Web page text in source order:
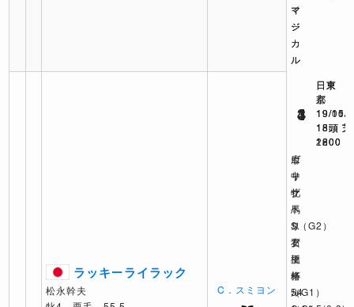
マ
ジ
カ
ル
マ
ジ
カ
ル
イ
ー
ラッキーライラック
松永幹夫
C．スミヨン
1
日京
19/11/
18頭 芝
2200
エ
リ
ザ
ベ
ス
女
王
杯
（G1）
3
日東
19/10/
15頭 芝
1800
府
中
牝
馬
S（G2）
石
橋
脩
54
4
日東
19/05/
18頭 芝
1600
ヴ
ィ
ク
ト
リ
ア
マ
イ
ル